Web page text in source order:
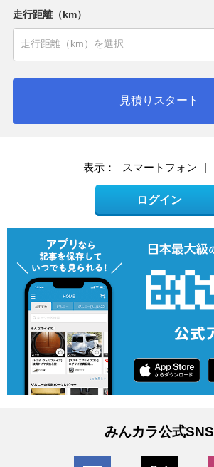
走行距離（km）
見積りスタート
表示： スマートフォン |
ログイン
みんカラ公式SNS